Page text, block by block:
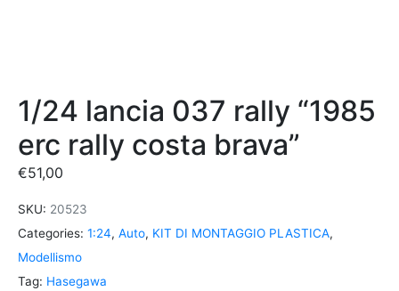
1/24 lancia 037 rally “1985
erc rally costa brava”
€51,00
SKU: 20523
Categories: 1:24, Auto, KIT DI MONTAGGIO PLASTICA,
Modellismo
Tag: Hasegawa